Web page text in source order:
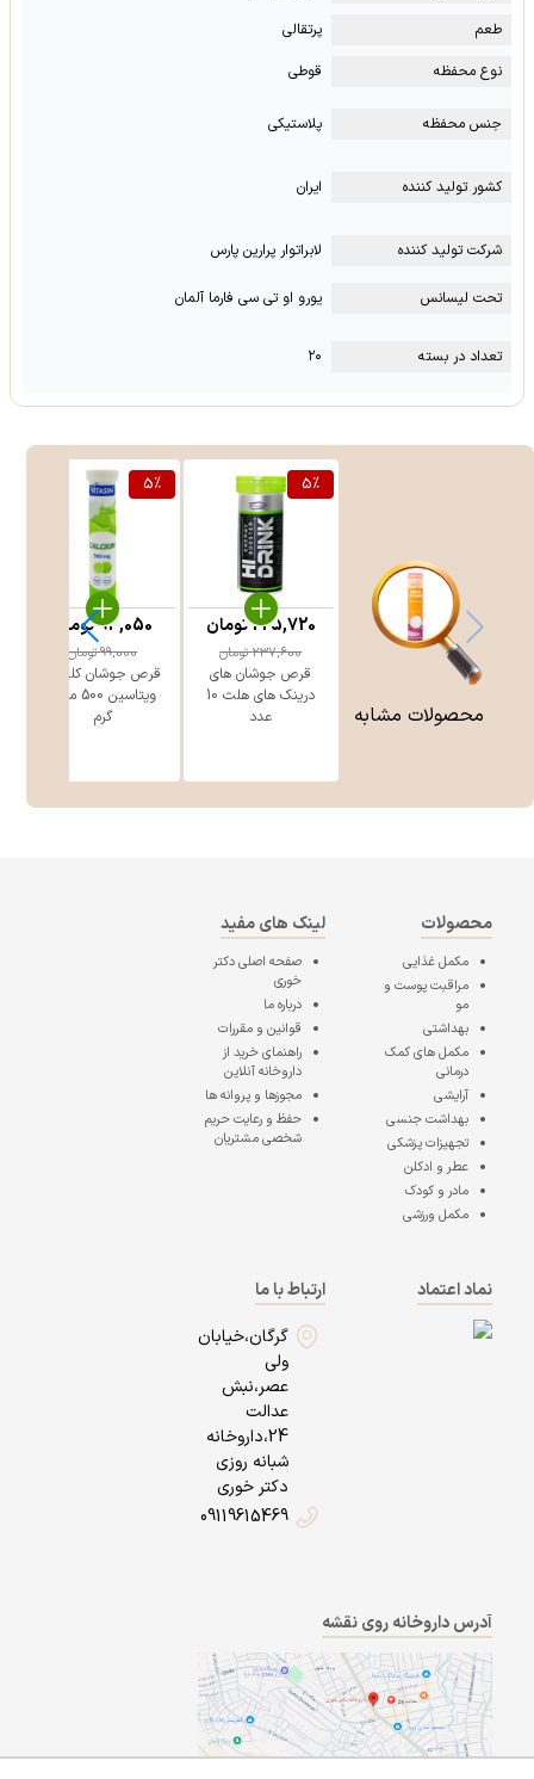
طعم
پرتقالی
نوع محفظه
قوطی
جنس محفظه پلاستیکی
کشور تولید کننده ایران
شرکت تولید کننده لابراتوار پرارین پارس
تحت لیسانس یورو او تی سی فارما آلمان
تعداد در بسته ۲۰
محصولات مشابه
5%
قرص جوشان های
درینک های هلث 10
عدد
237,600تومان
225,720تومان
5%
قرص جوشان کلسیم
ویتاسین 500 میلی
گرم
99,000تومان
94,050تومان
محصولات
مکمل غذایی
مراقبت پوست و
مو
بهداشتی
مکمل های کمک
درمانی
آرایشی
بهداشت جنسی
تجهیزات پزشکی
عطر و ادکلن
مادر و کودک
مکمل ورزشی
لینک های مفید
صفحه اصلیدکتر
خوری
درباره ما
قوانین و مقررات
راهنمای خرید از
داروخانه آنلاین
مجوزها و پروانه ها
حفظ و رعایت حریم
شخصی مشتریان
نماد اعتماد
ارتباط با ما
گرگان،خیابان
ولی
عصر،نبش
عدالت
24،داروخانه
شبانه روزی
دکتر خوری
09119615469
آدرس داروخانه روی نقشه